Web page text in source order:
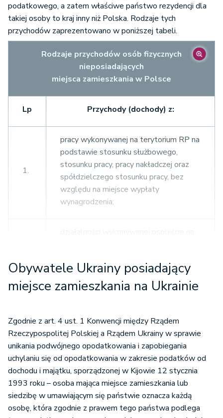
podatkowego, a zatem właściwe państwo rezydencji dla
takiej osoby to kraj inny niż Polska. Rodzaje tych
przychodów zaprezentowano w poniższej tabeli.
Rodzaje przychodów osób fizycznych
nieposiadających
miejsca zamieszkania w Polsce
Lp Przychody (dochody) z:
1.
pracy wykonywanej na terytorium RP na
podstawie stosunku służbowego,
stosunku pracy, pracy nakładczej oraz
spółdzielczego stosunku pracy, bez
względu na miejsce wypłaty
wynagrodzenia;
działalności gospodarczej prowadzonej
Rzeczypospolitej Polskiej zagraniczny
zakład;
4.
położonej na terytorium Polski
nieruchomości lub praw do takiej
nieruchomości, w tym ze zbycia jej
w całości albo w części lub zbycia
Obywatele Ukrainy posiadający
miejsce zamieszkania na Ukrainie
Zgodnie z art. 4 ust. 1 Konwencji między Rządem
Rzeczypospolitej Polskiej a Rządem Ukrainy w sprawie
unikania podwójnego opodatkowania i zapobiegania
uchylaniu się od opodatkowania w zakresie podatków od
dochodu i majątku, sporządzonej w Kijowie 12 stycznia
1993 roku – osoba mająca miejsce zamieszkania lub
siedzibę w umawiającym się państwie oznacza każdą
osobę, która zgodnie z prawem tego państwa podlega